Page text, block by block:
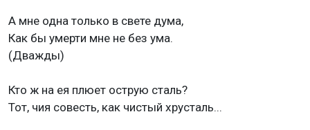
А мне одна только в свете дума,
Как бы умерти мне не без ума.
(Дважды)
Кто ж на ея плюет острую сталь?
Тот, чия совесть, как чистый хрусталь...